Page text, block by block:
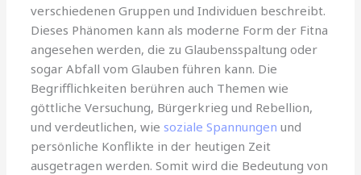
verschiedenen Gruppen und Individuen beschreibt.
Dieses Phänomen kann als moderne Form der Fitna
angesehen werden, die zu Glaubensspaltung oder
sogar Abfall vom Glauben führen kann. Die
Begrifflichkeiten berühren auch Themen wie
göttliche Versuchung, Bürgerkrieg und Rebellion,
und verdeutlichen, wie soziale Spannungen und
persönliche Konflikte in der heutigen Zeit
ausgetragen werden. Somit wird die Bedeutung von